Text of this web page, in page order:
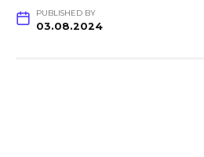
PUBLISHED BY
03.08.2024